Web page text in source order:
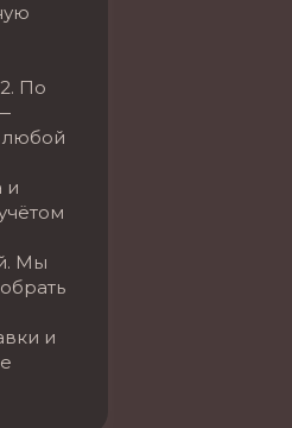
По
любой
и
Мы
и